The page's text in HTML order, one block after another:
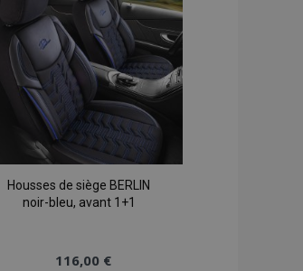
Housses de siège BERLIN
noir-bleu, avant 1+1
116,00 €